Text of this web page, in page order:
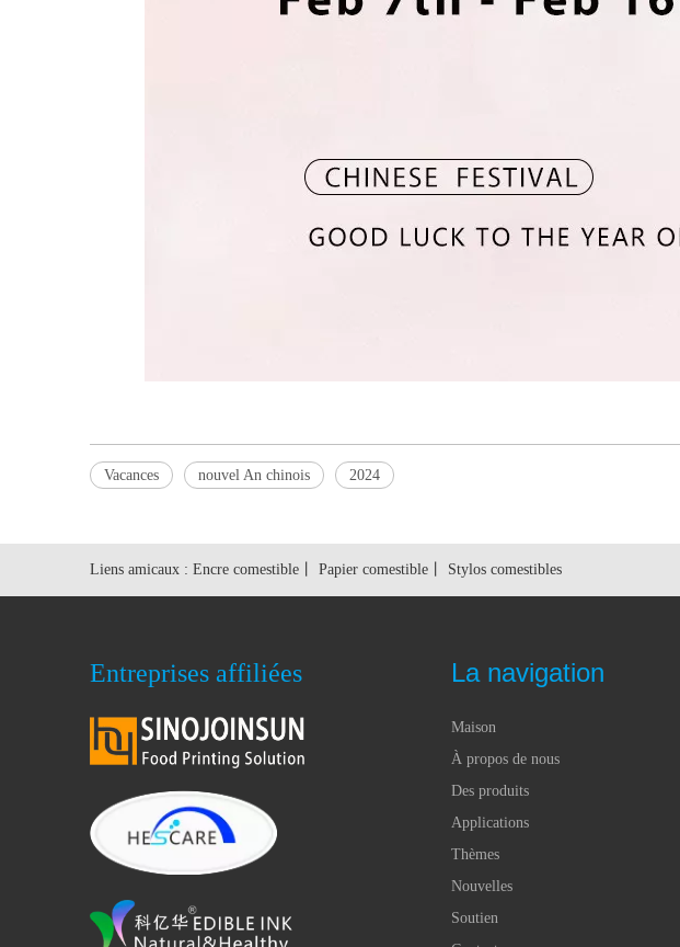
Vacances nouvel An chinois 2024
Liens amicaux : Encre comestible Papier comestible Stylos comestibles
Entreprises affiliées La navigation
Maison
À propos de nous
Des produits
Applications
Thèmes
Nouvelles
Soutien